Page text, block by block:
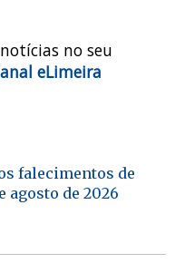
no seu
eLimeira
falecimentos de
agosto de 2026